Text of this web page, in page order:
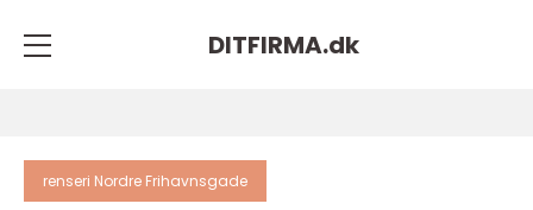
DITFIRMA.dk
renseri Nordre Frihavnsgade